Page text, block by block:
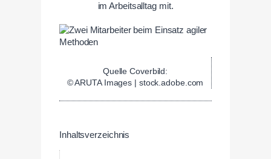
im Arbeitsalltag mit.
Quelle Coverbild:
© ARUTA Images | stock.adobe.com
Inhaltsverzeichnis